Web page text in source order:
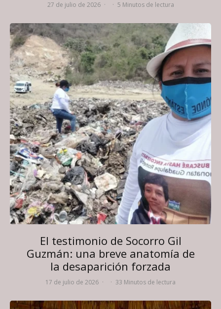
27 de julio de 2026 · · 5 Minutos de lectura
El testimonio de Socorro Gil
Guzmán: una breve anatomía de
la desaparición forzada
17 de julio de 2026 · · 33 Minutos de lectura